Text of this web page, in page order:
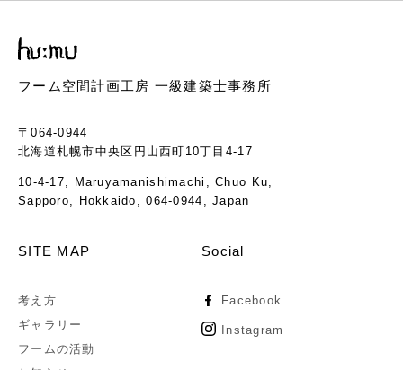
フーム空間計画工房 一級建築士事務所
〒064-0944
北海道札幌市中央区円山西町10丁目4-17
10-4-17, Maruyamanishimachi, Chuo Ku,
Sapporo, Hokkaido, 064-0944, Japan
SITE MAP
考え方
ギャラリー
フームの活動
Social
Facebook
Instagram